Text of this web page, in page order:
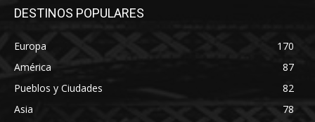
DESTINOS POPULARES
Europa
170
América
87
Pueblos y Ciudades
82
Asia
78